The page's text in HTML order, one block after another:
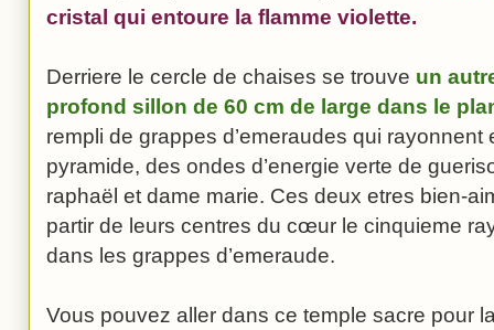
cristal qui entoure la flamme violette.
Derriere le cercle de chaises se trouve un
profond sillon de 60 cm de large dans le
rempli de grappes d’emeraudes qui
pyramide, des ondes d’energie verte de
raphaël et dame marie. Ces deux etres bien-
partir de leurs centres du cœur le cinquieme
dans les grappes d’emeraude.
Vous pouvez aller dans ce temple sacre pour